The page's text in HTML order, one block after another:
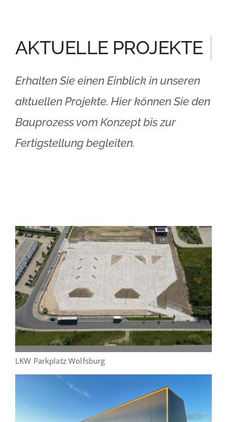
AKTUELLE PROJEKTE
Erhalten Sie einen Einblick in unseren
aktuellen Projekte. Hier können Sie den
Bauprozess vom Konzept bis zur
Fertigstellung begleiten.
LKW Parkplatz Wolfsburg